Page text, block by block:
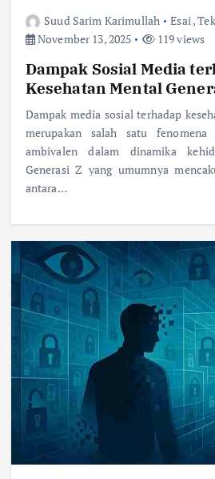
Suud Sarim Karimullah Esai,
November 13, 2025
119 views
Dampak Sosial Media
Kesehatan Mental
Dampak media sosial terhadap
merupakan salah satu
ambivalen dalam dinamika
Generasi Z yang umumnya
antara…